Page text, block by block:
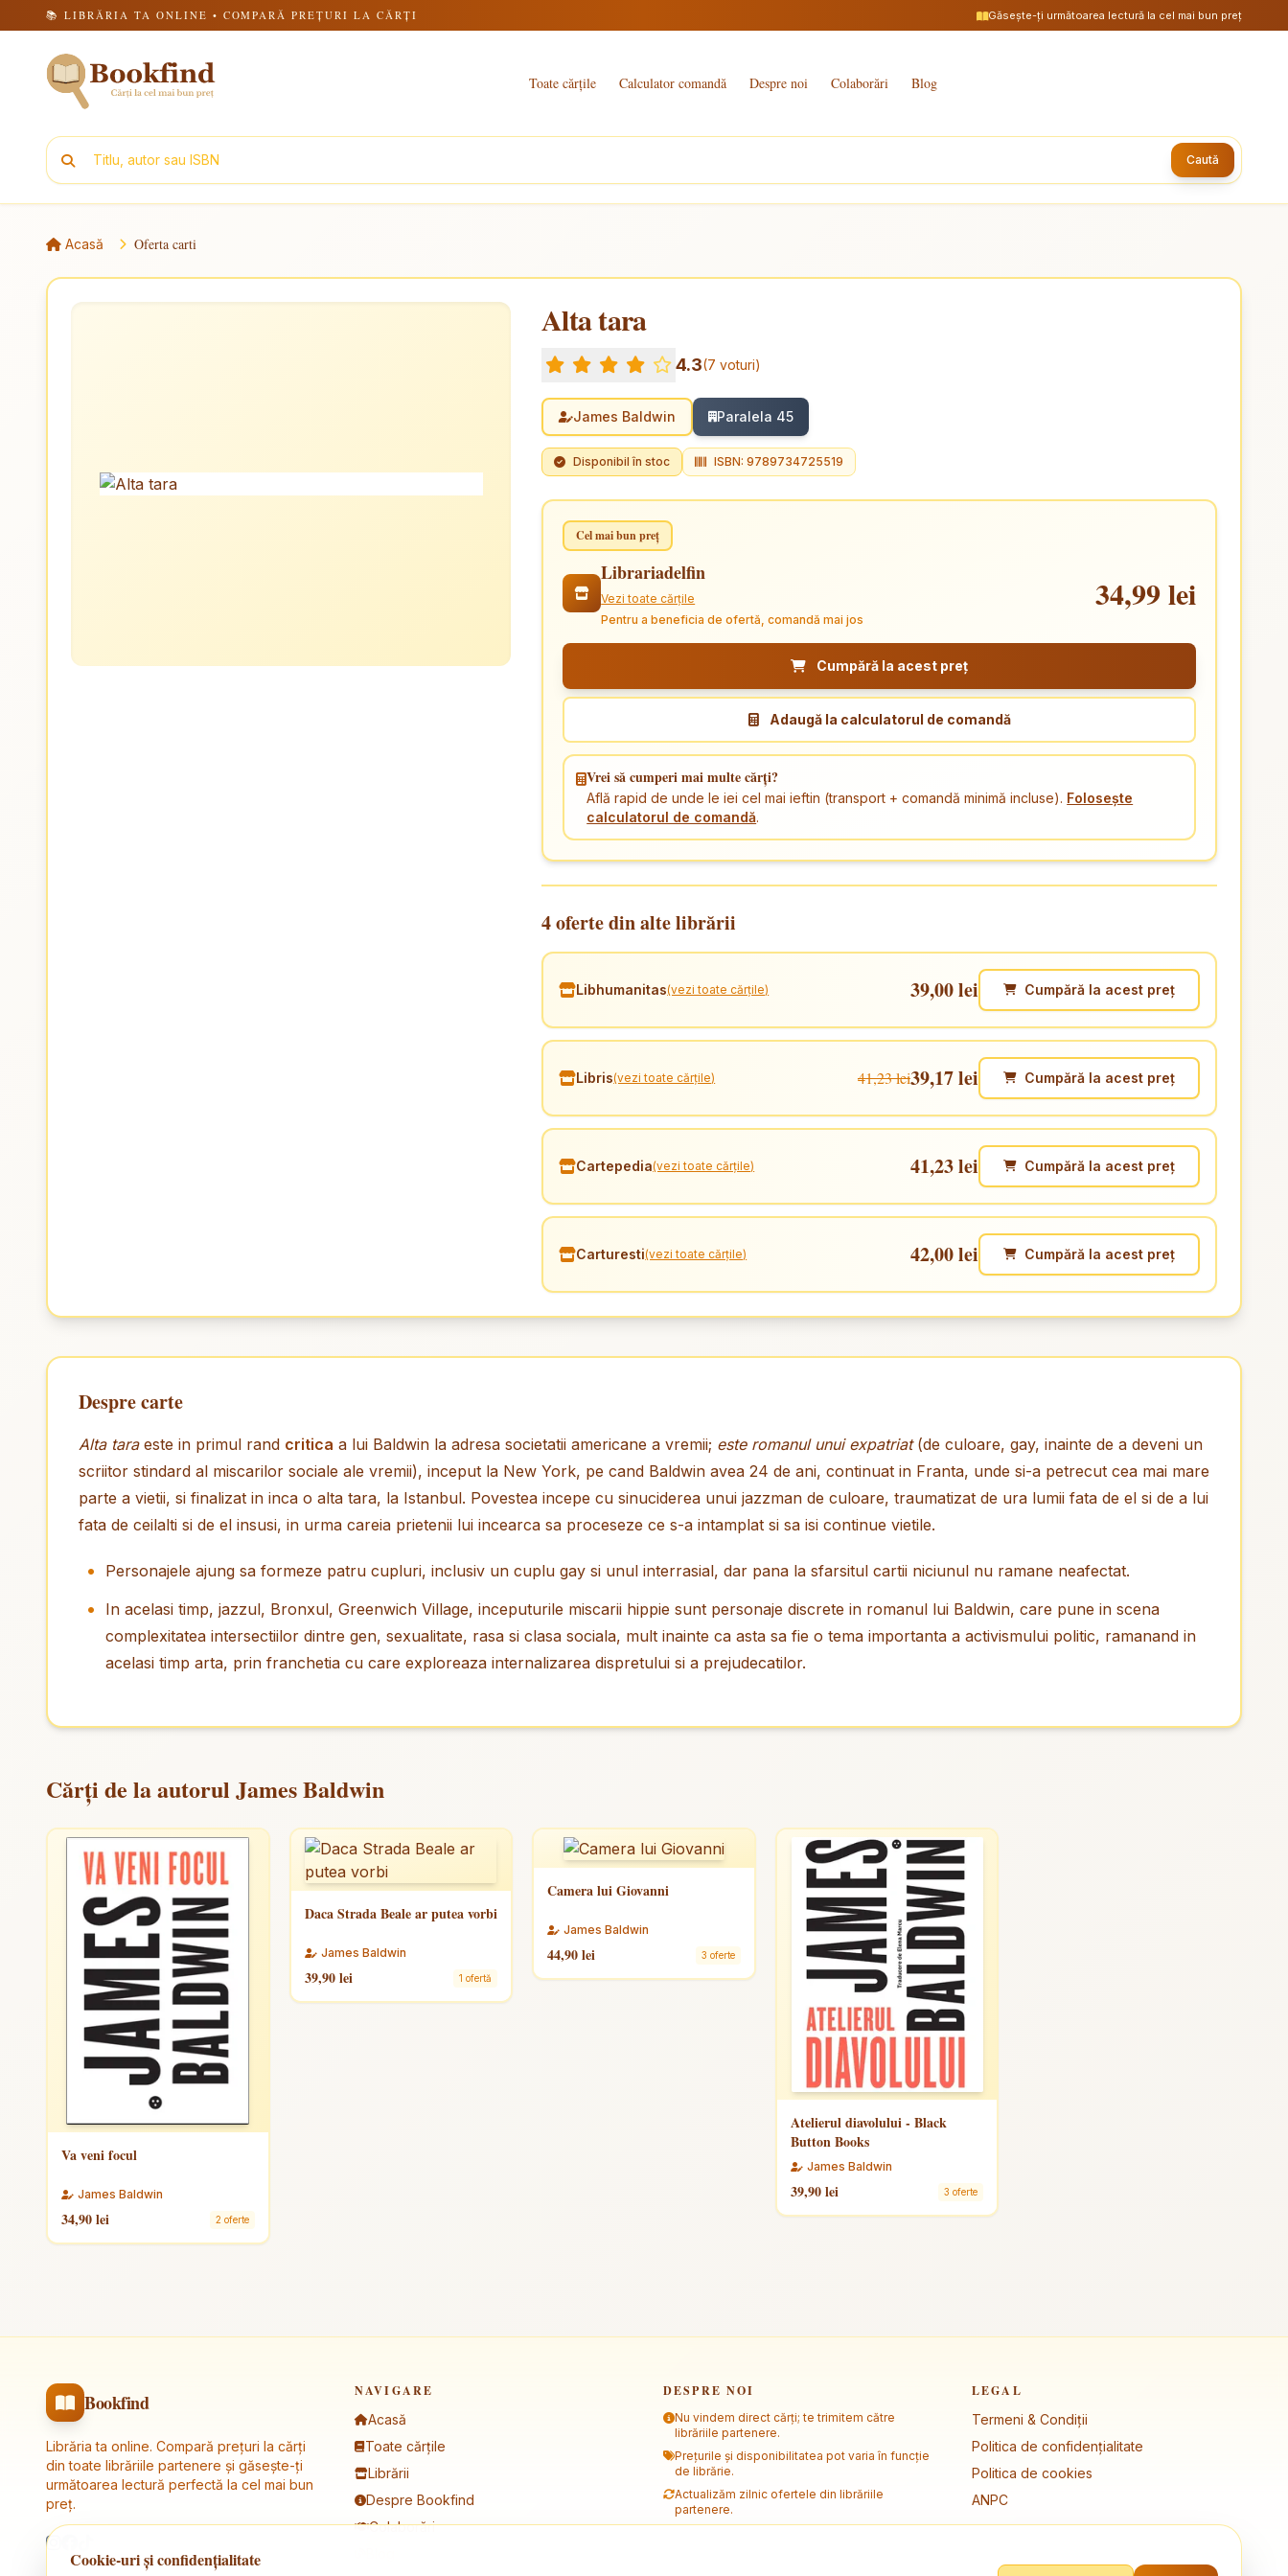
📚 LIBRĂRIA TA ONLINE • COMPARĂ PREȚURI LA CĂRȚI Găsește-ți următoarea lectură la cel mai bun preț
Toate cărțile Calculator comandă Despre noi Colaborări Blog
Caută
Acasă Oferta carti
Alta tara
4.3(7 voturi)
James Baldwin Paralela 45
Disponibil în stoc ISBN: 9789734725519
Cel mai bun preț
Librariadelfin
Vezi toate cărțile
Pentru a beneficia de ofertă, comandă mai jos
34,99 lei
Cumpără la acest preț
Adaugă la calculatorul de comandă
Vrei să cumperi mai multe cărți?
Află rapid de unde le iei cel mai ieftin (transport + comandă minimă incluse). Folosește
calculatorul de comandă.
4 oferte din alte librării
Libhumanitas(vezi toate cărțile) 39,00 lei Cumpără la acest preț
Libris(vezi toate cărțile) 41,23 lei39,17 lei Cumpără la acest preț
Cartepedia(vezi toate cărțile) 41,23 lei Cumpără la acest preț
Carturesti(vezi toate cărțile) 42,00 lei Cumpără la acest preț
Despre carte
Alta taraeste in primul rand critica a lui Baldwin la adresa societatii americane a vremii; este romanul unui expatriat(de culoare, gay, inainte de a deveni un
scriitor stindard al miscarilor sociale ale vremii), inceput la New York, pe cand Baldwin avea 24 de ani, continuat in Franta, unde si-a petrecut cea mai mare
parte a vietii, si finalizat in inca o alta tara, la Istanbul. Povestea incepe cu sinuciderea unui jazzman de culoare, traumatizat de ura lumii fata de el si de a lui
fata de ceilalti si de el insusi, in urma careia prietenii lui incearca sa proceseze ce s-a intamplat si sa isi continue vietile.
Personajele ajung sa formeze patru cupluri, inclusiv un cuplu gay si unul interrasial, dar pana la sfarsitul cartii niciunul nu ramane neafectat.
In acelasi timp, jazzul, Bronxul, Greenwich Village, inceputurile miscarii hippie sunt personaje discrete in romanul lui Baldwin, care pune in scena
complexitatea intersectiilor dintre gen, sexualitate, rasa si clasa sociala, mult inainte ca asta sa fie o tema importanta a activismului politic, ramanand in
acelasi timp arta, prin franchetia cu care exploreaza internalizarea dispretului si a prejudecatilor.
Cărți de la autorul James Baldwin
Va veni focul
James Baldwin
34,90 lei 2 oferte
Daca Strada Beale ar putea vorbi
James Baldwin
39,90 lei 1 ofertă
Camera lui Giovanni
James Baldwin
44,90 lei 3 oferte
Atelierul diavolului - Black
Button Books
James Baldwin
39,90 lei 3 oferte
Bookfind
Librăria ta online. Compară prețuri la cărți
din toate librăriile partenere și găsește-ți
următoarea lectură perfectă la cel mai bun
preț.
NAVIGARE
Acasă
Toate cărțile
Librării
Despre Bookfind
Colaborări
DESPRE NOI
Nu vindem direct cărți; te trimitem către
librăriile partenere.
Prețurile și disponibilitatea pot varia în funcție
de librărie.
Actualizăm zilnic ofertele din librăriile
partenere.
LEGAL
Termeni & Condiții
Politica de confidențialitate
Politica de cookies
ANPC
Cookie-uri și confidențialitate